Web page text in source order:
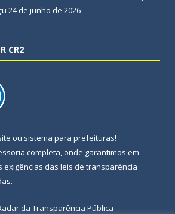
24 de junho de 2026
CR2
ou sistema para prefeituras!
completa, onde garantimos em
exigências das leis de transparência
da Transparência Pública